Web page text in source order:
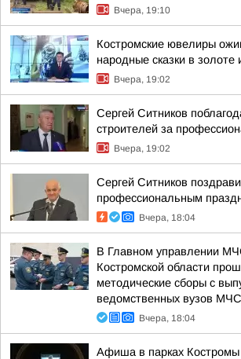
Вчера, 19:10
Костромские ювелиры
народные сказки в золоте
Вчера, 19:02
Сергей Ситников
строителей за
Вчера, 19:02
Сергей Ситников
профессиональным
Вчера, 18:04
В Главном управлении
Костромской области
методические сборы с
ведомственных вузов
Вчера, 18:04
Афиша в парках Костромы